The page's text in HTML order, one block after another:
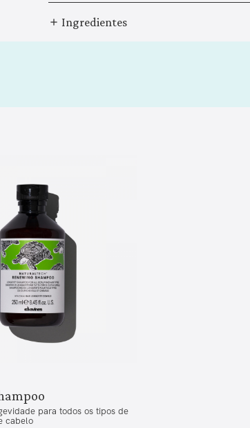
Ingredientes
para todos os tipos de
cabelo